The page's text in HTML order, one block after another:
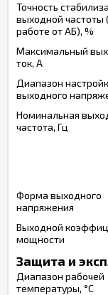
Точность
выходной частоты
работе от АБ), %
Максимальный
ток, А
Диапазон
выходного
Номинальная
частота, Гц
Форма выходного
напряжения
Выходной
мощности
Защита и
Диапазон рабочей
температуры, °С